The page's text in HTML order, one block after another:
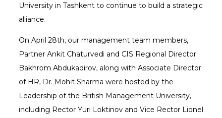
University in Tashkent to continue to build a strategic
alliance.
On April 28th, our management team members,
Partner Ankit Chaturvedi and CIS Regional Director
Bakhrom Abdukadirov, along with Associate Director
of HR, Dr. Mohit Sharma were hosted by the
Leadership of the British Management University,
including Rector Yuri Loktinov and Vice Rector Lionel